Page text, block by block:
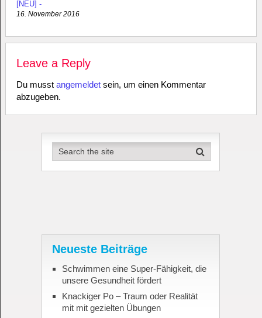
[NEU] -
16. November 2016
Leave a Reply
Du musst angemeldetsein, um einen Kommentar
abzugeben.
Neueste Beiträge
Schwimmen eine Super-Fähigkeit, die
unsere Gesundheit fördert
Knackiger Po – Traum oder Realität
mit mit gezielten Übungen